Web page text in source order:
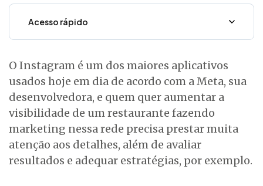
Acesso rápido
O Instagram é um dos maiores aplicativos
usados hoje em dia de acordo com a Meta, sua
desenvolvedora, e quem quer aumentar a
visibilidade de um restaurante fazendo
marketing nessa rede precisa prestar muita
atenção aos detalhes, além de avaliar
resultados e adequar estratégias, por exemplo.